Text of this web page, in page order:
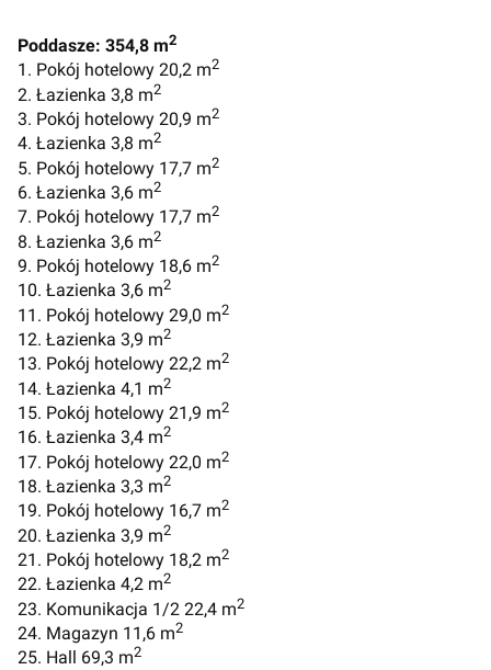
Poddasze: 354,8 m2
1. Pokój hotelowy 20,2 m2
2. Łazienka 3,8 m2
3. Pokój hotelowy 20,9 m2
4. Łazienka 3,8 m2
5. Pokój hotelowy 17,7 m2
6. Łazienka 3,6 m2
7. Pokój hotelowy 17,7 m2
8. Łazienka 3,6 m2
9. Pokój hotelowy 18,6 m2
10. Łazienka 3,6 m2
11. Pokój hotelowy 29,0 m2
12. Łazienka 3,9 m2
13. Pokój hotelowy 22,2 m2
14. Łazienka 4,1 m2
15. Pokój hotelowy 21,9 m2
16. Łazienka 3,4 m2
17. Pokój hotelowy 22,0 m2
18. Łazienka 3,3 m2
19. Pokój hotelowy 16,7 m2
20. Łazienka 3,9 m2
21. Pokój hotelowy 18,2 m2
22. Łazienka 4,2 m2
23. Komunikacja 1/2 22,4 m2
24. Magazyn 11,6 m2
25. Hall 69,3 m2